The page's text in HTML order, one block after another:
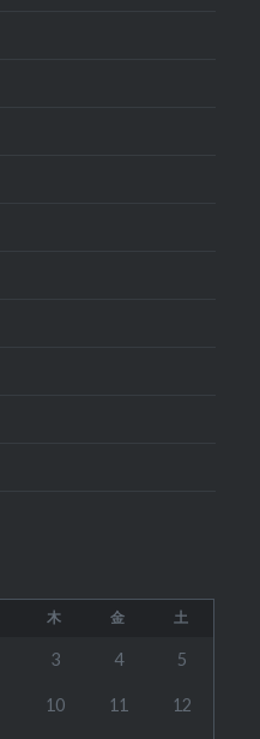
木 金 土
3 4 5
10 11 12